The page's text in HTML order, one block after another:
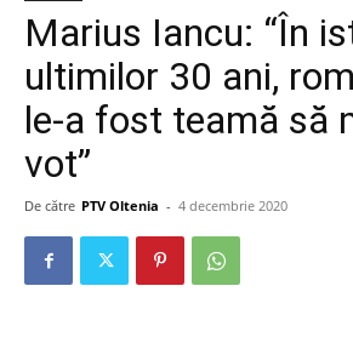
Marius Iancu: “În
ultimilor 30 ani,
le-a fost teamă să
vot”
De către PTV Oltenia - 4 decembrie 2020